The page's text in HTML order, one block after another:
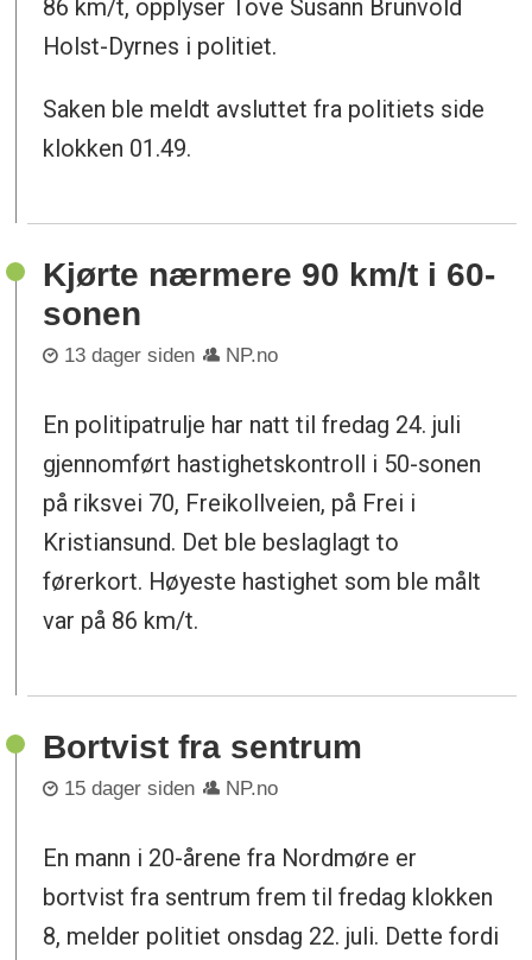
86 km/t, opplyser Tove Susann Brunvold
Holst-Dyrnes i politiet.
Saken ble meldt avsluttet fra politiets side
klokken 01.49.
Kjørte nærmere 90 km/t i 60-
sonen
13 dager siden NP.no
En politipatrulje har natt til fredag 24. juli
gjennomført hastighetskontroll i 50-sonen
på riksvei 70, Freikollveien, på Frei i
Kristiansund. Det ble beslaglagt to
førerkort. Høyeste hastighet som ble målt
var på 86 km/t.
Bortvist fra sentrum
15 dager siden NP.no
En mann i 20-årene fra Nordmøre er
bortvist fra sentrum frem til fredag klokken
8, melder politiet onsdag 22. juli. Dette fordi